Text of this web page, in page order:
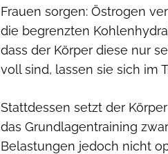
Frauen sorgen: Östrogen
die begrenzten
dass der Körper diese nur
voll sind, lassen sie sich im
Stattdessen setzt der
das Grundlagentraining
Belastungen jedoch nicht